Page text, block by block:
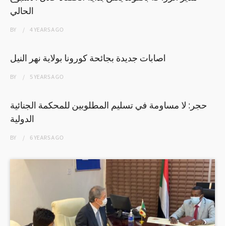
الحالي
BY 4 YEARSAGO
اصابات جديدة بجائحة كورونا بولاية نهر النيل
BY 5 YEARSAGO
حجر: لا مساومة في تسليم المطلوبين للمحكمة الجنائية
الدولية
BY 6 YEARSAGO